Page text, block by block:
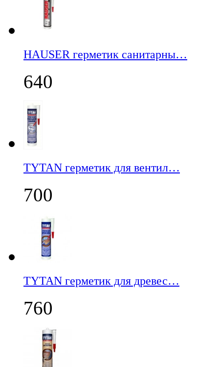
НАUSER герметик санитарны…
640
TYTAN герметик для вентил…
700
TYTAN герметик для древес…
760